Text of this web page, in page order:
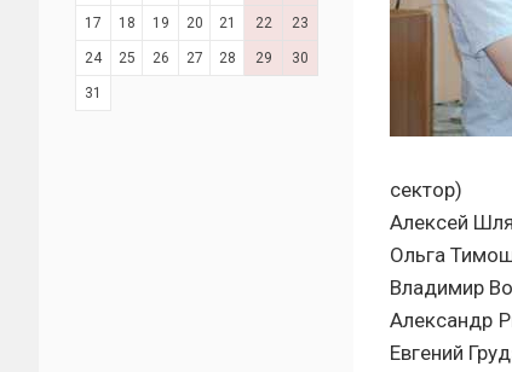
17 18 19 20 21 22 23
24 25 26 27 28 29 30
31
сектор)
Алексей
Ольга
Владимир
Александр
Евгений